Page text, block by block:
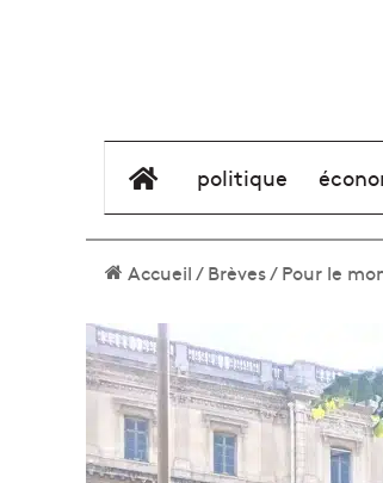
élément de menu
politique
Accueil/Brèves/Pour le